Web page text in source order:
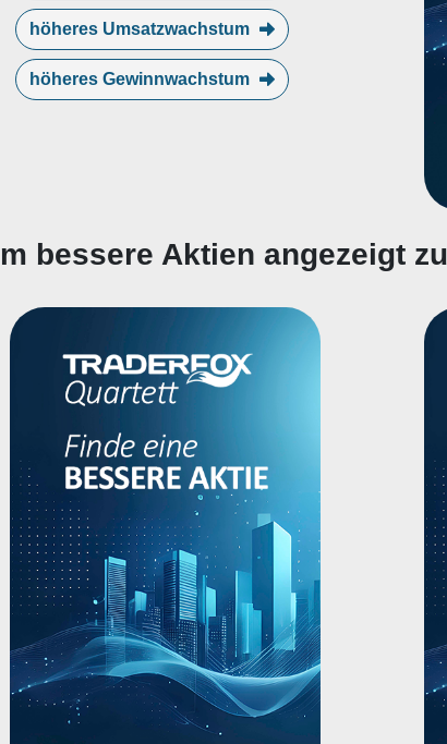
höheres Umsatzwachstum
höheres Gewinnwachstum
bessere Aktien angezeigt